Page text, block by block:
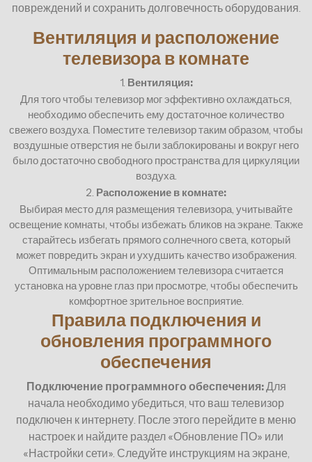
повреждений и сохранить долговечность оборудования.
Вентиляция и расположение
телевизора в комнате
1. Вентиляция:
Для того чтобы телевизор мог эффективно охлаждаться,
необходимо обеспечить ему достаточное количество
свежего воздуха. Поместите телевизор таким образом, чтобы
воздушные отверстия не были заблокированы и вокруг него
было достаточно свободного пространства для циркуляции
воздуха.
2. Расположение в комнате:
Выбирая место для размещения телевизора, учитывайте
освещение комнаты, чтобы избежать бликов на экране. Также
старайтесь избегать прямого солнечного света, который
может повредить экран и ухудшить качество изображения.
Оптимальным расположением телевизора считается
установка на уровне глаз при просмотре, чтобы обеспечить
комфортное зрительное восприятие.
Правила подключения и
обновления программного
обеспечения
Подключение программного обеспечения:Для
начала необходимо убедиться, что ваш телевизор
подключен к интернету. После этого перейдите в меню
настроек и найдите раздел «Обновление ПО» или
«Настройки сети». Следуйте инструкциям на экране,